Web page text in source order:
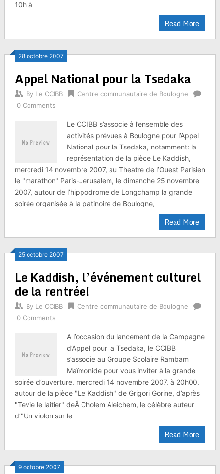
10h à
Read More
28 octobre 2007
Appel National pour la Tsedaka
By Le CCIBB
Centre communautaire de Boulogne
0 Comments
Le CCIBB s’associe à l’ensemble des
activités prévues à Boulogne pour l’Appel
National pour la Tsedaka, notamment: la
représentation de la pièce Le Kaddish,
mercredi 14 novembre 2007, au Theatre de l’Ouest Parisien
le "marathon" Paris-Jerusalem, le dimanche 25 novembre
2007, autour de l’hippodrome de Longchamp la grande
soirée organisée à la patinoire de Boulogne,
Read More
25 octobre 2007
Le Kaddish, l’événement culturel
de la rentrée!
By Le CCIBB
Centre communautaire de Boulogne
0 Comments
A l’occasion du lancement de la Campagne
d’Appel pour la Tsedaka, le CCIBB
s’associe au Groupe Scolaire Rambam
Maïmonide pour vous inviter à la grande
soirée d’ouverture, mercredi 14 novembre 2007, à 20h00,
autour de la pièce "Le Kaddish" de Grigori Gorine, d’après
"Tevie le laitier" deÂ Cholem Aleichem, le célèbre auteur
d’"Un violon sur le
Read More
9 octobre 2007